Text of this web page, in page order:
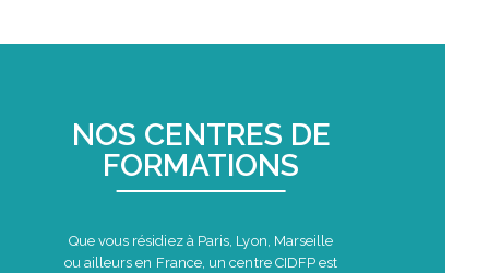
NOS CENTRES DE
FORMATIONS
Que vous résidiez à Paris, Lyon, Marseille
ou ailleurs en France, un centre CIDFP est